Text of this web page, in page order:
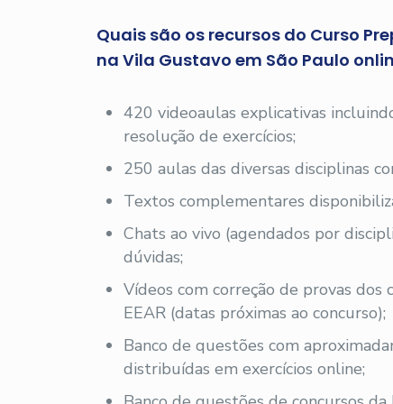
Quais são os recursos do Curso
na Vila Gustavo em São Paulo
420 videoaulas explicativas
resolução de exercícios;
250 aulas das diversas disciplinas
Textos complementares
Chats ao vivo (agendados por
dúvidas;
Vídeos com correção de provas dos
EEAR (datas próximas ao concurso);
Banco de questões com
distribuídas em exercícios online;